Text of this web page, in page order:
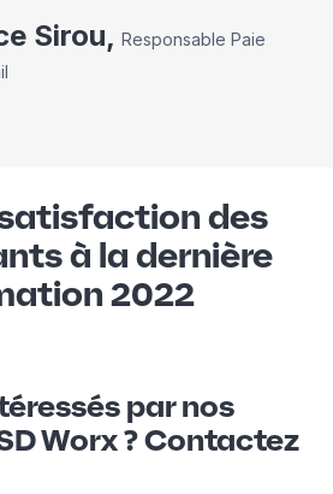
Sirou, Responsable Paie
des
à la dernière
2022
par nos
Worx ? Contactez